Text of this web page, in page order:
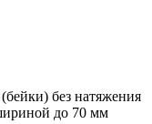
без натяжения
до 70 мм